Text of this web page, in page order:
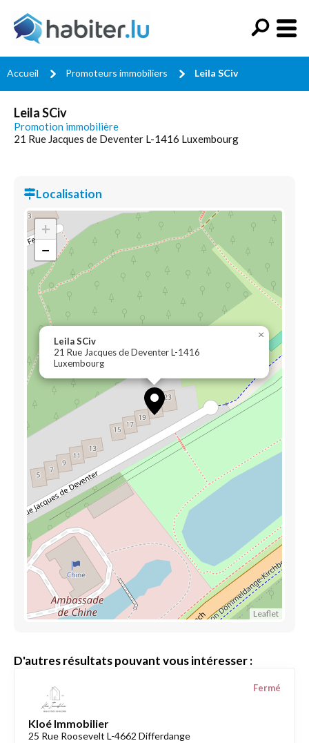
Accueil Promoteurs immobiliers Leila SCiv
Leila SCiv
Promotion immobilière
21 Rue Jacques de Deventer L-1416 Luxembourg
Localisation
Leila SCiv
21 Rue Jacques de Deventer L-1416
Luxembourg
×
+
−
Leaflet
D'autres résultats pouvant vous intéresser :
Kloé Immobilier
25 Rue Roosevelt L-4662 Differdange
Fermé